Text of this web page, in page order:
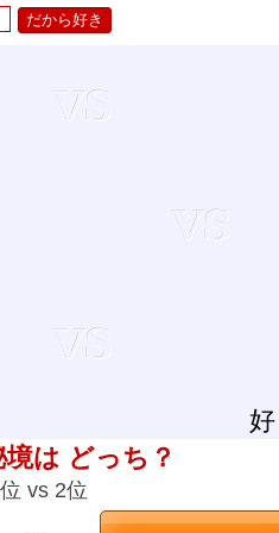
は どっち？
vs 2位